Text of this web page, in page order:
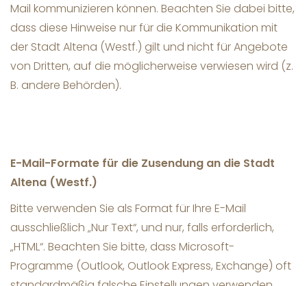
Mail kommunizieren können. Beachten Sie dabei bitte,
dass diese Hinweise nur für die Kommunikation mit
der Stadt Altena (Westf.) gilt und nicht für Angebote
von Dritten, auf die möglicherweise verwiesen wird (z.
B. andere Behörden).
E-Mail-Formate für die Zusendung an die Stadt
Altena (Westf.)
Bitte verwenden Sie als Format für Ihre E-Mail
ausschließlich „Nur Text“, und nur, falls erforderlich,
„HTML“. Beachten Sie bitte, dass Microsoft-
Programme (Outlook, Outlook Express, Exchange) oft